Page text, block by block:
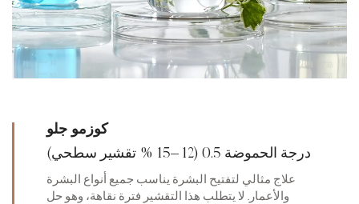
كوزمو جلو
درجة الحموضة 0.5 (12 –15 % تقشير سطحي)
علاج مثالي لتفتيح البشرة يناسب جميع أنواع البشرة
والأعمار. لا يتطلب هذا التقشير فترة نقاهة، وهو حل